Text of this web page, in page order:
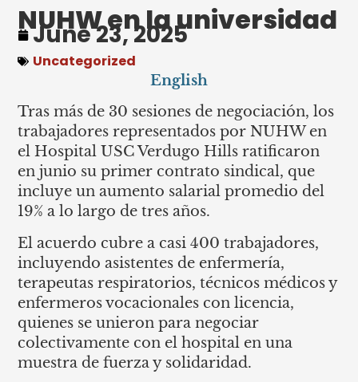
NUHW en la universidad
June 23, 2025
Uncategorized
English
Tras más de 30 sesiones de negociación, los
trabajadores representados por NUHW en
el Hospital USC Verdugo Hills ratificaron
en junio su primer contrato sindical, que
incluye un aumento salarial promedio del
19% a lo largo de tres años.
El acuerdo cubre a casi 400 trabajadores,
incluyendo asistentes de enfermería,
terapeutas respiratorios, técnicos médicos y
enfermeros vocacionales con licencia,
quienes se unieron para negociar
colectivamente con el hospital en una
muestra de fuerza y ​​solidaridad.